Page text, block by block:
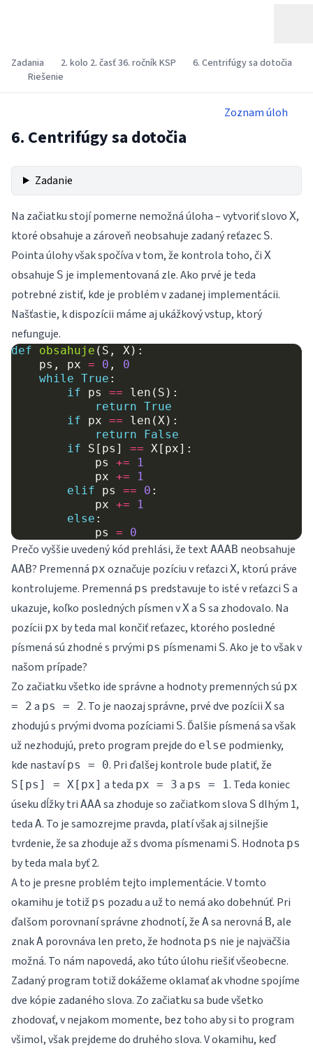
Zadania 2. kolo 2. časť 36. ročník KSP
6. Centrifúgy sa dotočia
Riešenie
Zoznam úloh
6. Centrifúgy sa dotočia
Zadanie
Na začiatku stojí pomerne nemožná úloha – vytvoriť slovo X,
ktoré obsahuje a zároveň neobsahuje zadaný reťazec S.
Pointa úlohy však spočíva v tom, že kontrola toho, či X
obsahuje S je implementovaná zle. Ako prvé je teda
potrebné zistiť, kde je problém v zadanej implementácii.
Našťastie, k dispozícii máme aj ukážkový vstup, ktorý
nefunguje.
def obsahuje ( S , X):
ps , px = 0 ,
0
while True :
if
ps == len ( S ):
return True
if
px == len (X):
return
False
if
S [ ps ] == X[ px]:
ps
+=
1
px +=
1
elif
ps == 0 :
px +=
1
else :
ps
= 0
Prečo vyššie uvedený kód prehlási, že text AAAB neobsahuje
AAB? Premenná px označuje pozíciu v reťazci X, ktorú práve
kontrolujeme. Premenná ps predstavuje to isté v reťazci S a
ukazuje, koľko posledných písmen vXa S sa zhodovalo. Na
pozícii px by teda mal končiť reťazec, ktorého posledné
písmená sú zhodné s prvými ps písmenami S. Ako je to však v
našom prípade?
Zo začiatku všetko ide správne a hodnoty premenných sú px
= 2 a ps = 2. To je naozaj správne, prvé dve pozícii Xsa
zhodujú s prvými dvoma pozíciami S. Ďalšie písmená sa však
už nezhodujú, preto program prejde do else podmienky,
kde nastavíps = 0. Pri ďalšej kontrole bude platiť, že
S[ps] = X[px] a teda px = 3 a ps = 1. Teda koniec
úseku dĺžky tri AAAsa zhoduje so začiatkom slova S dlhým 1,
teda A. To je samozrejme pravda, platí však aj silnejšie
tvrdenie, že sa zhoduje až s dvoma písmenami S. Hodnota ps
by teda mala byť 2.
A to je presne problém tejto implementácie. V tomto
okamihu je totiž ps pozadu a už to nemá ako dobehnúť. Pri
ďalšom porovnaní správne zhodnotí, že Asa nerovná B, ale
znakA porovnáva len preto, že hodnota ps nie je najväčšia
možná. To nám napovedá, ako túto úlohu riešiť všeobecne.
Zadaný program totiž dokážeme oklamať ak vhodne spojíme
dve kópie zadaného slova. Zo začiatku sa bude všetko
zhodovať, v nejakom momente, bez toho aby si to program
všimol, však prejdeme do druhého slova. V okamihu, keď